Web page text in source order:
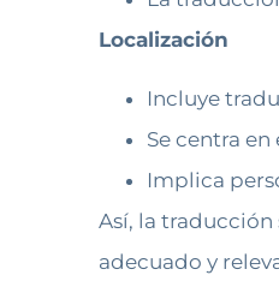
Localización
Incluye
Se centra
Implica
Así, la
adecuado y